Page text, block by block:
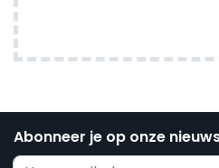
Abonneer je op onze